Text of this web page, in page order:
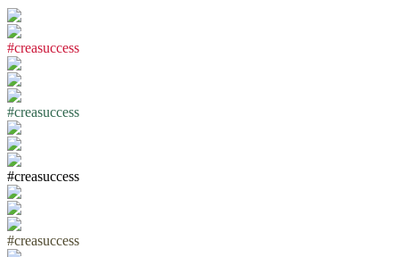
#creasuccess
#creasuccess
#creasuccess
#creasuccess